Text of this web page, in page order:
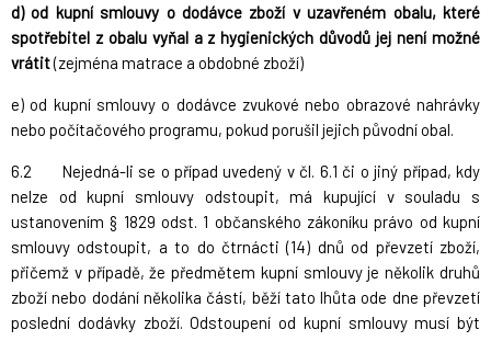
d) od kupní smlouvy o dodávce zboží v uzavřeném obalu, které
spotřebitel z obalu vyňal a z hygienických důvodů jej není možné
vrátit(zejména matrace a obdobné zboží)
e) od kupní smlouvy o dodávce zvukové nebo obrazové nahrávky
nebo počítačového programu, pokud porušil jejich původní obal.
6.2 Nejedná-li se o případ uvedený v čl. 6.1 či o jiný případ, kdy
nelze od kupní smlouvy odstoupit, má kupující v souladu s
ustanovením § 1829 odst. 1 občanského zákoníku právo od kupní
smlouvy odstoupit, a to do čtrnácti (14) dnů od převzetí zboží,
přičemž v případě, že předmětem kupní smlouvy je několik druhů
zboží nebo dodání několika částí, běží tato lhůta ode dne převzetí
poslední dodávky zboží. Odstoupení od kupní smlouvy musí být